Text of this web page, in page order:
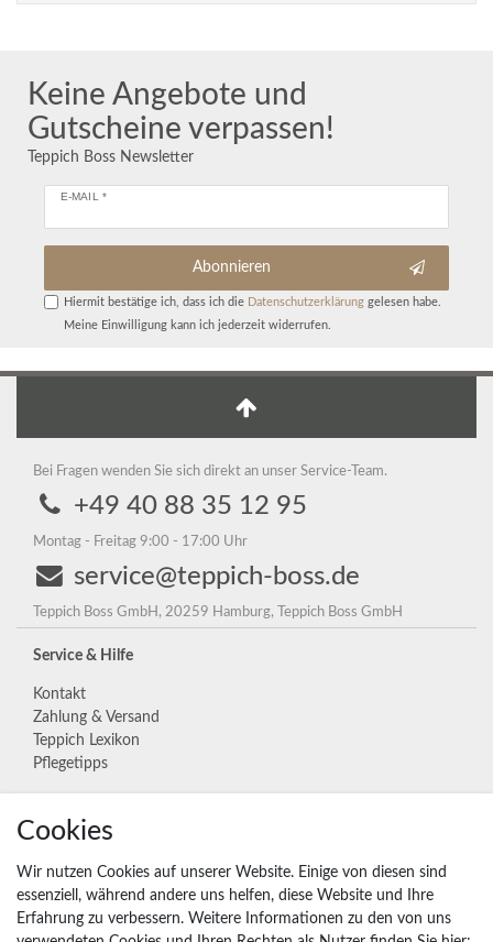
Keine Angebote und
Gutscheine verpassen!
Teppich Boss Newsletter
E-MAIL *
Abonnieren
Hiermit bestätige ich, dass ich die Daten­schutz­erklärunggelesen habe.
Meine Einwilligung kann ich jederzeit widerrufen.
Bei Fragen wenden Sie sich direkt an unser Service-Team.
+49 40 88 35 12 95
Montag - Freitag 9:00 - 17:00 Uhr
service@teppich-boss.de
Teppich Boss GmbH, 20259 Hamburg, Teppich Boss GmbH
Service & Hilfe
Kontakt
Zahlung & Versand
Teppich Lexikon
Pflegetipps
Unternehmen
Widerrufs­recht
Vertrag widerrufen
Impressum
Cookies
Wir nutzen Cookies auf unserer Website. Einige von diesen sind
essenziell, während andere uns helfen, diese Website und Ihre
Erfahrung zu verbessern. Weitere Informationen zu den von uns